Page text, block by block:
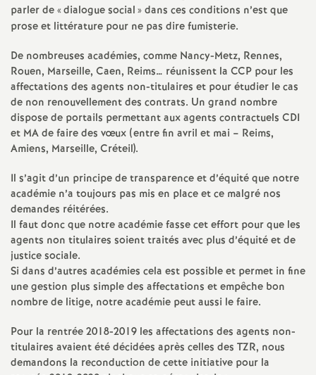
s
d
e
S
e
c
o
n
d
d
parler de «dialogue social» dans ces conditions n’est que
prose et littérature pour ne pas dire fumisterie.
De nombreuses académies, comme Nancy-Metz, Rennes,
Rouen, Marseille, Caen, Reims… réunissent la CCP pour les
affectations des agents non-titulaires et pour étudier le cas
de non renouvellement des contrats. Un grand nombre
dispose de portails permettant aux agents contractuels CDI
et MA de faire des vœux (entre fin avril et mai – Reims,
Amiens, Marseille, Créteil).
Il s’agit d’un principe de transparence et d’équité que notre
académie n’a toujours pas mis en place et ce malgré nos
demandes réitérées.
Il faut donc que notre académie fasse cet effort pour que les
agents non titulaires soient traités avec plus d’équité et de
justice sociale.
Si dans d’autres académies cela est possible et permet in fine
une gestion plus simple des affectations et empêche bon
nombre de litige, notre académie peut aussi le faire.
Pour la rentrée 2018-2019 les affectations des agents non-
titulaires avaient été décidées après celles des TZR, nous
demandons la reconduction de cette initiative pour la